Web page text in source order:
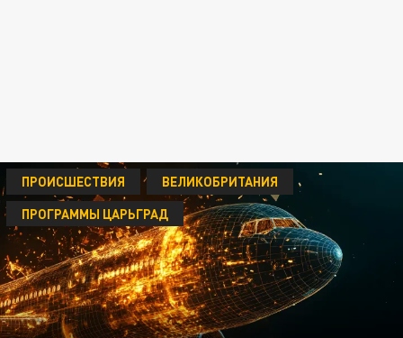
ПРОИСШЕСТВИЯ
ВЕЛИКОБРИТАНИЯ
ПРОГРАММЫ ЦАРЬГРАД